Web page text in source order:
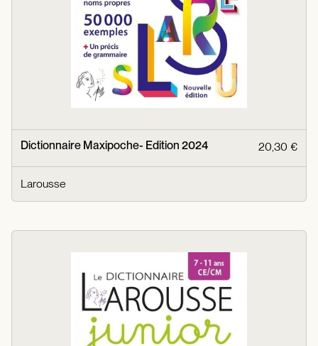
Dictionnaire Maxipoche- Edition 2024 20,30 €
Larousse